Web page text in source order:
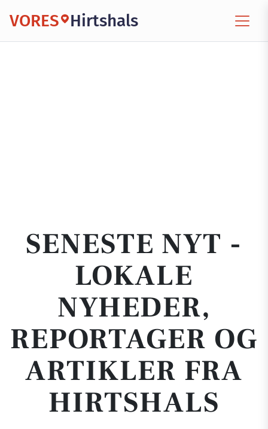
VORES Hirtshals
SENESTE NYT -
LOKALE
NYHEDER,
REPORTAGER OG
ARTIKLER FRA
HIRTSHALS